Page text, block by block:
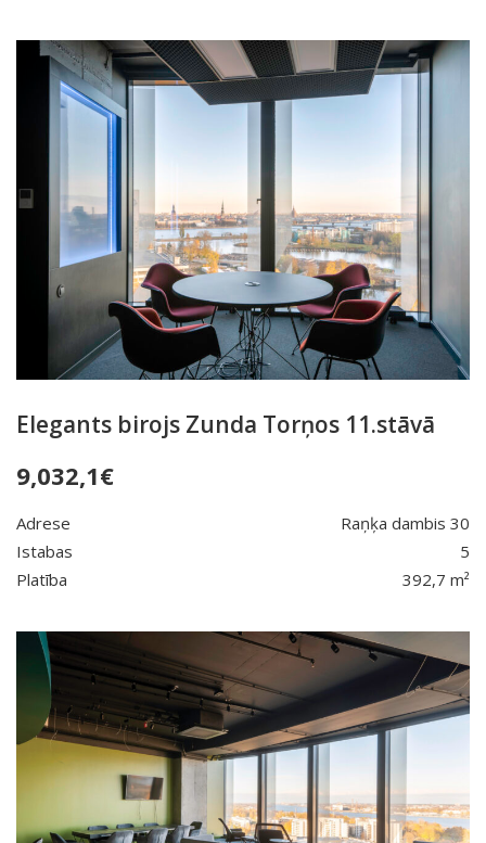
Elegants birojs Zunda Torņos 11.stāvā
9,032,1€
Adrese
Raņķa dambis 30
Istabas
5
Platība
392,7 m²